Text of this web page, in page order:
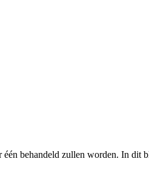
behandeld zullen worden. In dit